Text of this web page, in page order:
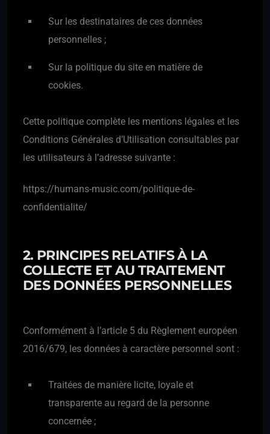
Sur les destinataires de ces données
personnelles ;
Sur la politique du site en matière de
cookies.
Cette politique complète les mentions légales et les
Conditions Générales d’Utilisation consultables par
les utilisateurs à l’adresse suivante :
https://humans-music.com/politique-de-
confidentialite/
2. PRINCIPES RELATIFS À LA
COLLECTE ET AU TRAITEMENT
DES DONNÉES PERSONNELLES
Conformément à l’article 5 du Règlement européen
2016/679, les données à caractère personnel sont :
Traitées de manière licite, loyale et
transparente au regard de la personne
concernée ;